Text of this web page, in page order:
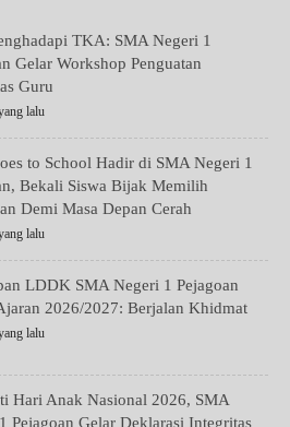
TKA: SMA Negeri 1
Gelar Workshop Penguatan
Guru
lalu
to School Hadir di SMA Negeri 1
Bekali Siswa Bijak Memilih
Demi Masa Depan Cerah
lalu
LDDK SMA Negeri 1 Pejagoan
2026/2027: Berjalan Khidmat
lalu
Hari Anak Nasional 2026, SMA
Pejagoan Gelar Deklarasi Integritas